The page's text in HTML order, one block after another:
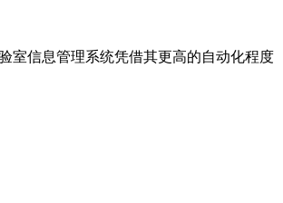
室信息管理系统凭借其更高的自动化程度